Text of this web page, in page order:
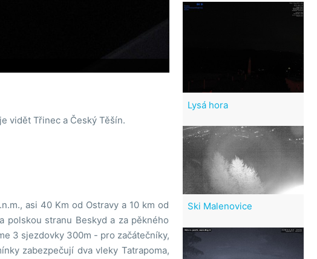
vidět Třinec a Český Těšín.
asi 40 Km od Ostravy a 10 km od
polskou stranu Beskyd a za pěkného
3 sjezdovky 300m - pro začátečníky,
zabezpečují dva vleky Tatrapoma,
Lysá hora
Ski Malenovice